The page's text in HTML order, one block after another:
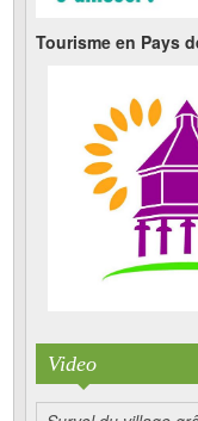
Tourisme en Pays
Video